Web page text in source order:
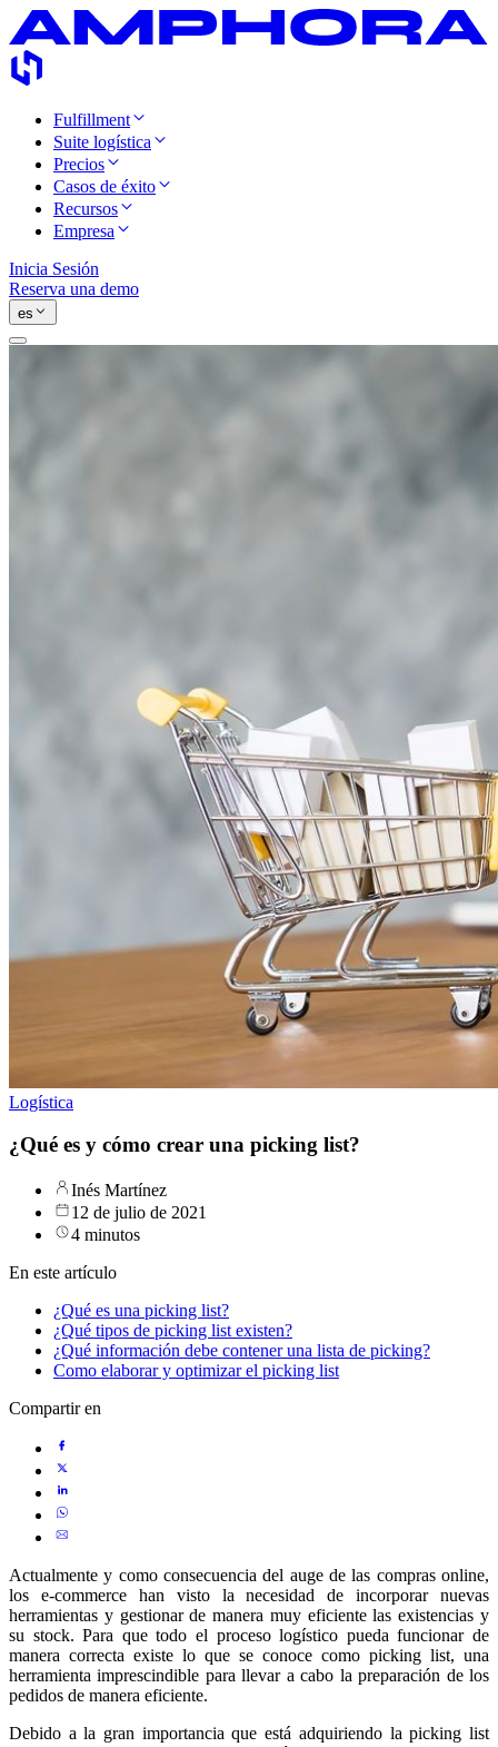
Fulfillment
Suite logística
Precios
Casos de éxito
Recursos
Empresa
Inicia Sesión
Reserva una demo
es
Logística
¿Qué es y cómo crear una picking list?
Inés Martínez
12 de julio de 2021
4 minutos
En este artículo
¿Qué es una picking list?
¿Qué tipos de picking list existen?
¿Qué información debe contener una lista de picking?
Como elaborar y optimizar el picking list
Compartir en
Actualmente y como consecuencia del auge de las compras online,
los e-commerce han visto la necesidad de incorporar nuevas
herramientas y gestionar de manera muy eficiente las existencias y
su stock. Para que todo el proceso logístico pueda funcionar de
manera correcta existe lo que se conoce como picking list, una
herramienta imprescindible para llevar a cabo la preparación de los
pedidos de manera eficiente.
Debido a la gran importancia que está adquiriendo la picking list